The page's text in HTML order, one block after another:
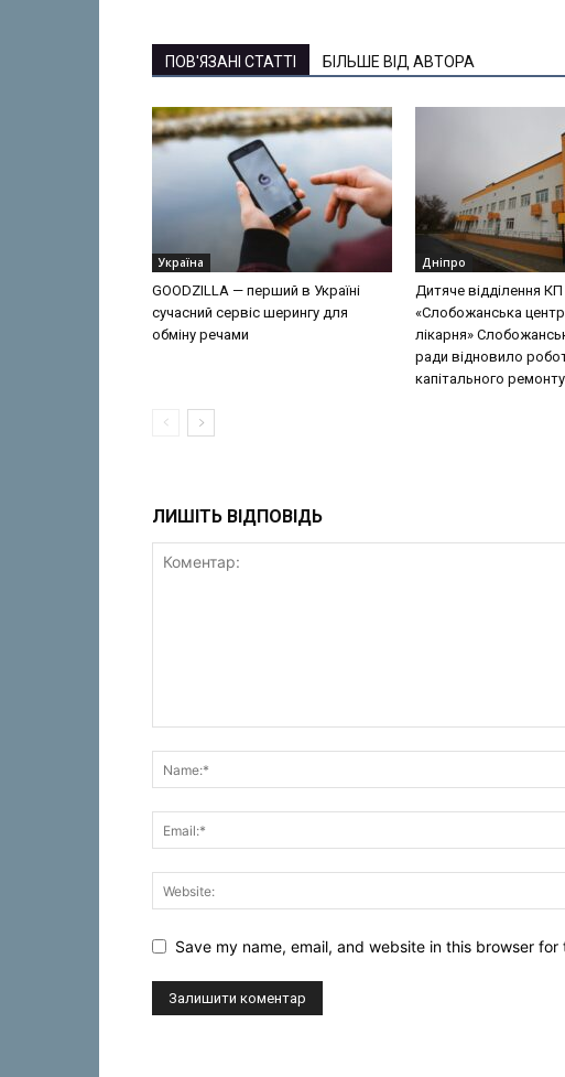
ПОВ'ЯЗАНІ СТАТТІ БІЛЬШЕ ВІД АВТОРА
Україна
GOODZILLA — перший в Україні
сучасний сервіс шерингу для
обміну речами
Дніпро
Дитяче відділення КП
«Слобожанська
лікарня»
ради відновило
капітального ремонту
ЛИШІТЬ ВІДПОВІДЬ
Save my name, email, and website in this browser